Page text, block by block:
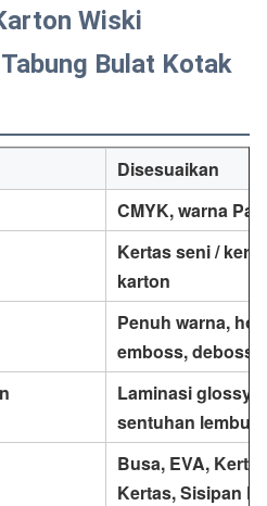
Wiski
Bulat Kotak
Disesuaikan
CMYK, warna
Kertas seni /
karton
Penuh warna,
emboss, deboss,
Laminasi glossy/
sentuhan lembut
Busa, EVA,
Kertas, Sisipan